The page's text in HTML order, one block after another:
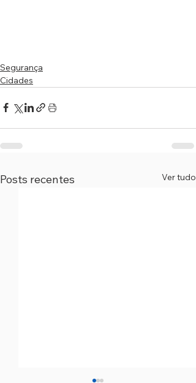
Segurança
Cidades
Posts recentes Ver tudo